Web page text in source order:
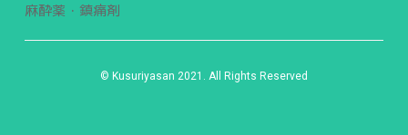
麻酔薬・鎮痛剤
© Kusuriyasan 2021. All Rights Reserved